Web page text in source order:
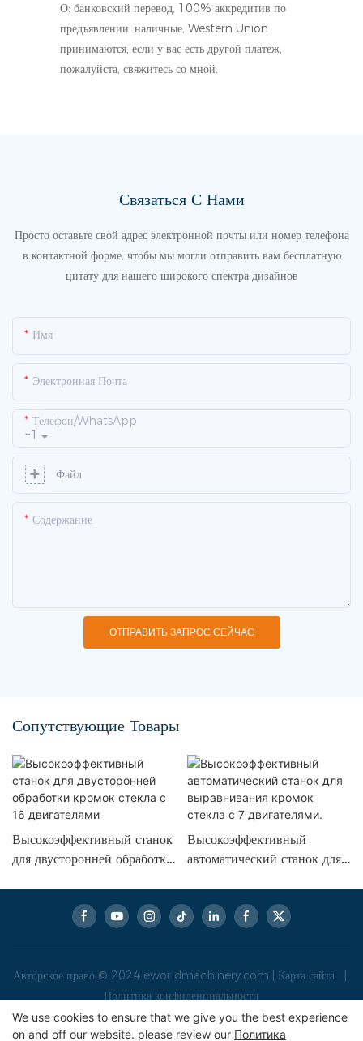
О: банковский перевод, 100% аккредитив по
предъявлении, наличные, Western Union
принимаются, если у вас есть другой платеж,
пожалуйста, свяжитесь со мной.
Связаться С Нами
Просто оставьте свой адрес электронной почты или номер телефона
в контактной форме, чтобы мы могли отправить вам бесплатную
цитату для нашего широкого спектра дизайнов
Имя
Электронная Почта
+1
Телефон/WhatsApp
Файл
Содержание
ОТПРАВИТЬ ЗАПРОС СЕЙЧАС
Сопутствующие Товары
Высокоэффективный станок
для двусторонней обработки
Высокоэффективный
автоматический станок для
Авторское право © 2024 eworldmachinery.com Карта сайта
Политика конфиденциальности
We use cookies to ensure that we give you the best experience
on and off our website. please review our Политика